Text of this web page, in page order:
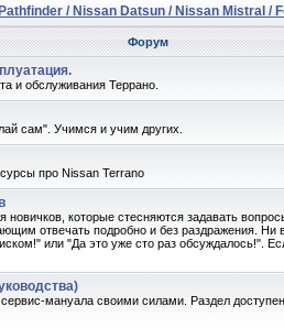
/ Nissan Datsun / Nissan Mistral /
Форум
и обслуживания Террано.
сам". Учимся и учим других.
про Nissan Terrano
новичков, которые стесняются задавать
отвечать подробно и без раздражения. Ни
или "Да это уже сто раз обсуждалось!".
мануала своими силами. Раздел